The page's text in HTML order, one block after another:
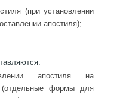
(при установлении
апостиля);
апостиля на
(отдельные формы для